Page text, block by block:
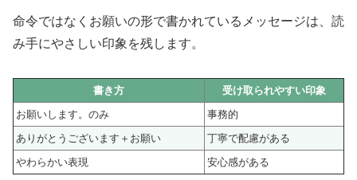
命令ではなくお願いの形で書かれているメッセージは、読
み手にやさしい印象を残します。
書き方
受け取られやすい印象
お願いします。のみ
事務的
ありがとうございます＋お願い
丁寧で配慮がある
やわらかい表現
安心感がある